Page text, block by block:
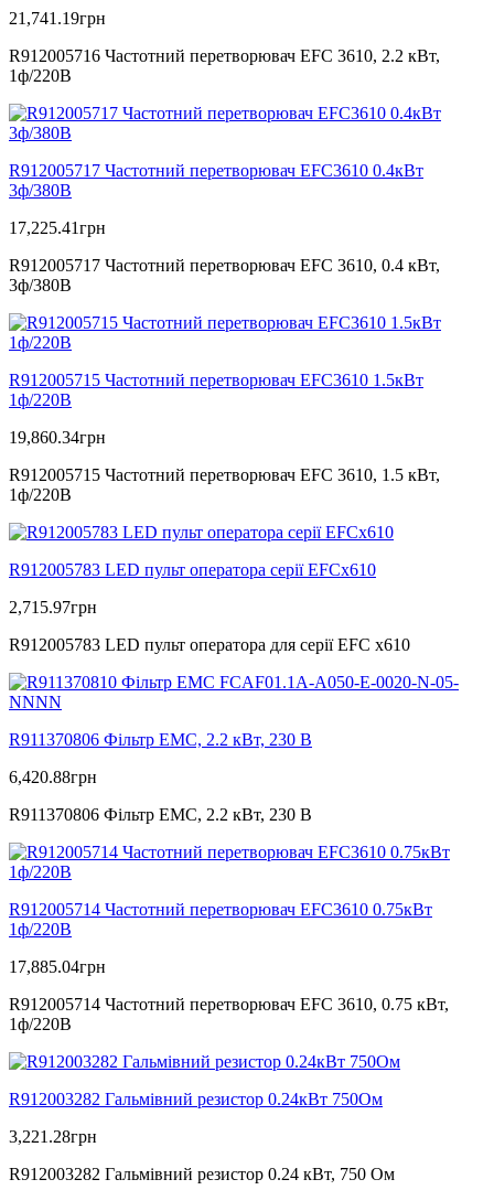
21,741.19грн
R912005716 Частотний перетворювач EFC 3610, 2.2 кВт,
1ф/220В
R912005717 Частотний перетворювач EFC3610 0.4кВт
3ф/380В
17,225.41грн
R912005717 Частотний перетворювач EFC 3610, 0.4 кВт,
3ф/380В
R912005715 Частотний перетворювач EFC3610 1.5кВт
1ф/220В
19,860.34грн
R912005715 Частотний перетворювач EFC 3610, 1.5 кВт,
1ф/220В
R912005783 LED пульт оператора серії EFCx610
2,715.97грн
R912005783 LED пульт оператора для серії EFC x610
R911370806 Фільтр ЕМС, 2.2 кВт, 230 В
6,420.88грн
R911370806 Фільтр ЕМС, 2.2 кВт, 230 В
R912005714 Частотний перетворювач EFC3610 0.75кВт
1ф/220В
17,885.04грн
R912005714 Частотний перетворювач EFC 3610, 0.75 кВт,
1ф/220В
R912003282 Гальмівний резистор 0.24кВт 750Ом
3,221.28грн
R912003282 Гальмівний резистор 0.24 кВт, 750 Ом